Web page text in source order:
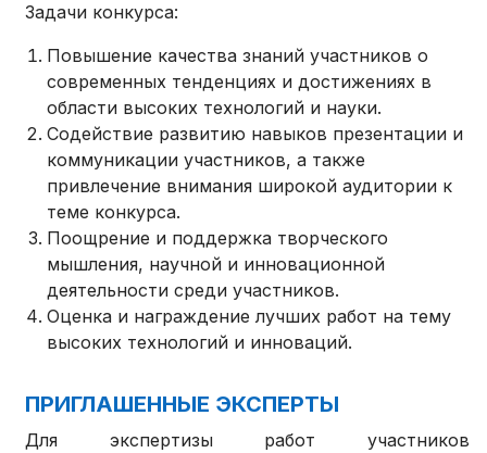
Задачи конкурса:
Повышение качества знаний участников о
современных тенденциях и достижениях в
области высоких технологий и науки.
Содействие развитию навыков презентации и
коммуникации участников, а также
привлечение внимания широкой аудитории к
теме конкурса.
Поощрение и поддержка творческого
мышления, научной и инновационной
деятельности среди участников.
Оценка и награждение лучших работ на тему
высоких технологий и инноваций.
ПРИГЛАШЕННЫЕ ЭКСПЕРТЫ
Для экспертизы работ участников